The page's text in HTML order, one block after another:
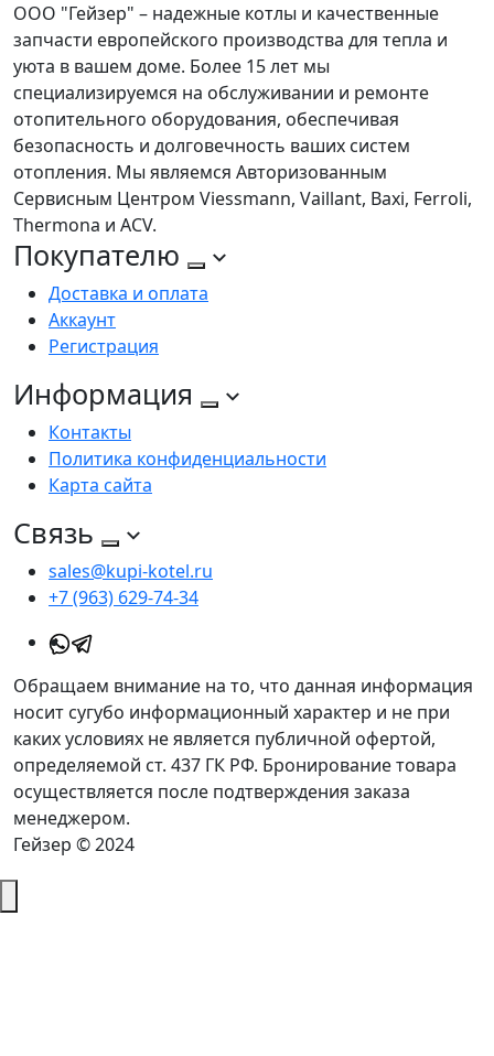
ООО "Гейзер" – надежные котлы и качественные
запчасти европейского производства для тепла и
уюта в вашем доме. Более 15 лет мы
специализируемся на обслуживании и ремонте
отопительного оборудования, обеспечивая
безопасность и долговечность ваших систем
отопления. Мы являемся Авторизованным
Сервисным Центром Viessmann, Vaillant, Baxi, Ferroli,
Thermona и ACV.
Покупателю
Доставка и оплата
Аккаунт
Регистрация
Информация
Контакты
Политика конфиденциальности
Карта сайта
Связь
sales@kupi-kotel.ru
+7 (963) 629-74-34
Обращаем внимание на то, что данная информация
носит сугубо информационный характер и не при
каких условиях не является публичной офертой,
определяемой ст. 437 ГК РФ. Бронирование товара
осуществляется после подтверждения заказа
менеджером.
Гейзер © 2024